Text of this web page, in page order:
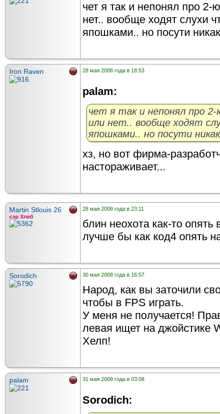
чет я так и непонял про
нет.. вообще ходят слухи
япошками.. но посути
Iron Raven 28 мая 2008 года в 18:53
palam:
чет я так и непонял про
или нет.. вообще ходят
япошками.. но посути
хз, но вот фирма-
настораживает...
Martin Stlouis 26
сэр Хлеб
28 мая 2008 года в 23:11
блин неохота как-то
лучше бы как код4 опять
Sorodich 30 мая 2008 года в 16:57
Народ, как вы заточили
чтобы в FPS играть.
У меня не получается!
левая ищет на джойстике
Хелп!
palam 31 мая 2008 года в 03:08
Sorodich: